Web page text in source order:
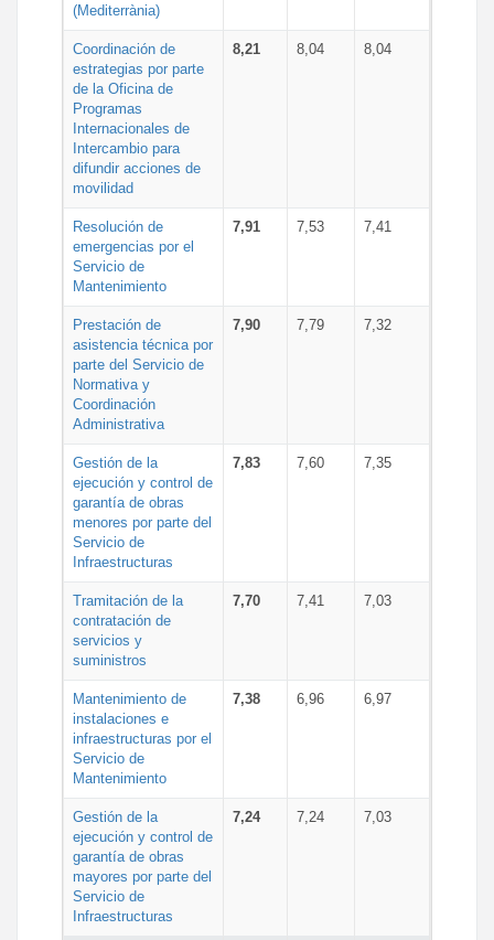
(Mediterrània)
Coordinación de
estrategias por parte
de la Oficina de
Programas
Internacionales de
Intercambio para
difundir acciones de
movilidad
8,21 8,04 8,04
Resolución de
emergencias por el
Servicio de
Mantenimiento
7,91 7,53 7,41
Prestación de
asistencia técnica por
parte del Servicio de
Normativa y
Coordinación
Administrativa
7,90 7,79 7,32
Gestión de la
ejecución y control de
garantía de obras
menores por parte del
Servicio de
Infraestructuras
7,83 7,60 7,35
Tramitación de la
contratación de
servicios y
suministros
7,70 7,41 7,03
Mantenimiento de
instalaciones e
infraestructuras por el
Servicio de
Mantenimiento
7,38 6,96 6,97
Gestión de la
ejecución y control de
garantía de obras
mayores por parte del
Servicio de
Infraestructuras
7,24 7,24 7,03